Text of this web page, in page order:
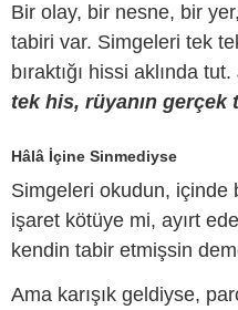
Bir olay, bir nesne, bir
tabiri var. Simgeleri tek
bıraktığı hissi aklında tut.
tek his, rüyanın gerçek
Hâlâ İçine Sinmediyse
Simgeleri okudun, içinde
işaret kötüye mi, ayırt
kendin tabir etmişsin
Ama karışık geldiyse,